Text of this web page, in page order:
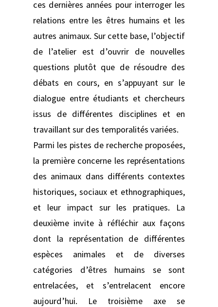
ces dernières années pour interroger les
relations entre les êtres humains et les
autres animaux. Sur cette base, l’objectif
de l’atelier est d’ouvrir de nouvelles
questions plutôt que de résoudre des
débats en cours, en s’appuyant sur le
dialogue entre étudiants et chercheurs
issus de différentes disciplines et en
travaillant sur des temporalités variées.
Parmi les pistes de recherche proposées,
la première concerne les représentations
des animaux dans différents contextes
historiques, sociaux et ethnographiques,
et leur impact sur les pratiques. La
deuxième invite à réfléchir aux façons
dont la représentation de différentes
espèces animales et de diverses
catégories d’êtres humains se sont
entrelacées, et s’entrelacent encore
aujourd’hui. Le troisième axe se